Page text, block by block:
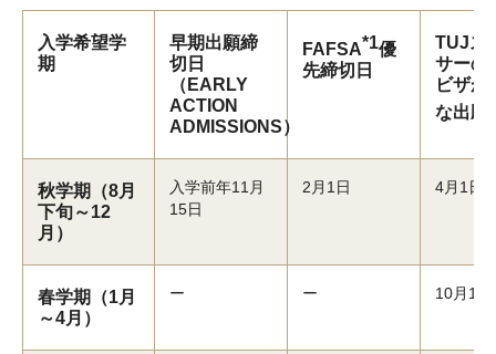
入学希望学
期
早期出願締
切日
（EARLY
ACTION
ADMISSIONS）
FAFSA*1優
先締切日
TUJス
サーの
ビザが
な出願
秋学期（8月
下旬～12
月）
入学前年11月
15日
2月1日 4月1日
春学期（1月
～4月）
ー ー 10月1日